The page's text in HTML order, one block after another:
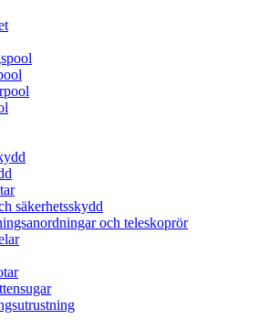
säkerhetsskydd
och teleskoprör